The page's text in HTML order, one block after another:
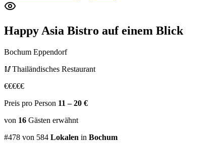
Happy Asia Bistro auf einem Blick
Bochum Eppendorf
🥢Thailändisches Restaurant
€€€€€
Preis pro Person 11 – 20 €
von 16 Gästen erwähnt
#478 von 584 Lokalen in Bochum